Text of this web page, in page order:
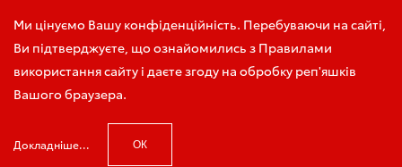
Ми цінуємо Вашу конфіденційність. Перебуваючи на сайті,
Ви підтверджуєте, що ознайомились з Правилами
використання сайту і даєте згоду на обробку реп'яшків
Вашого браузера.
Докладніше... ОК
Зателефонуйте мені
Шиномонтаж та балансування коліс